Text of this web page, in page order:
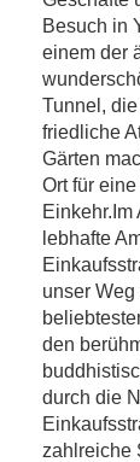
Besuch in
einem der
Tunnel,
friedliche
Gärten
Ort für
lebhafte
unser
den
durch die
zahlreiche